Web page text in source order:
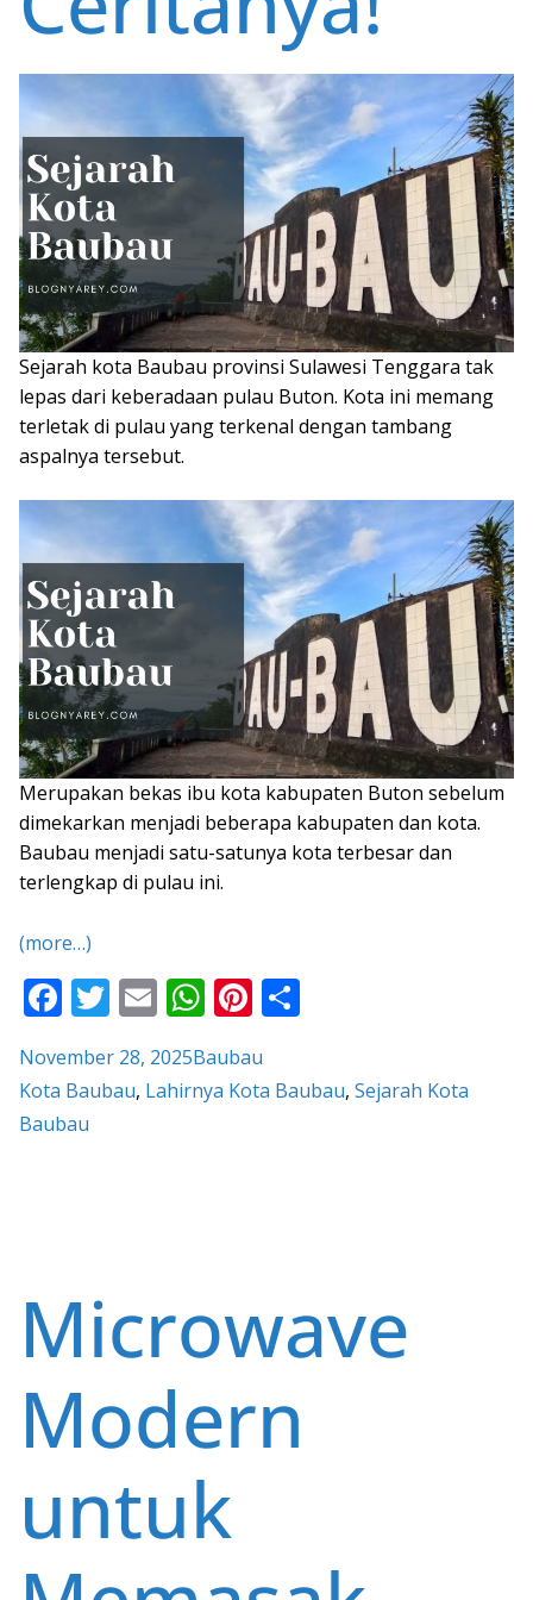
Sejarah kota Baubau provinsi Sulawesi Tenggara tak
lepas dari keberadaan pulau Buton. Kota ini memang
terletak di pulau yang terkenal dengan tambang
aspalnya tersebut.
Merupakan bekas ibu kota kabupaten Buton sebelum
dimekarkan menjadi beberapa kabupaten dan kota.
Baubau menjadi satu-satunya kota terbesar dan
terlengkap di pulau ini.
(more…)
F
e
b
T
itt
er
E
ai
l
W
at
s
Pi
er
e
ar
e
November 28, 2025Baubau
Kota Baubau, Lahirnya Kota Baubau, Sejarah Kota
Baubau
Microwave
Modern
untuk